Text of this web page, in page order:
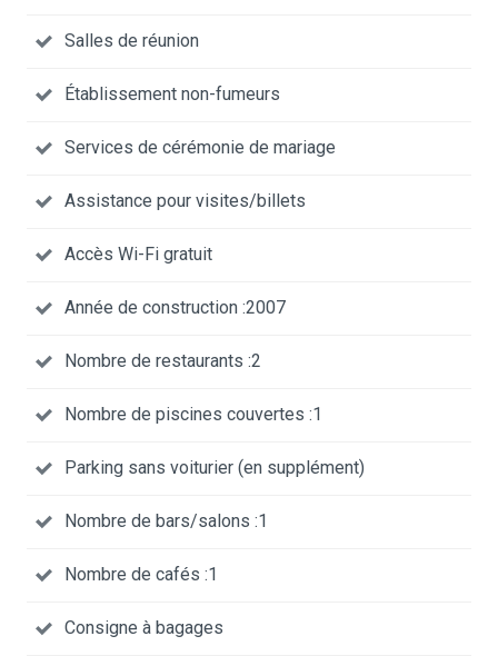
Salles de réunion
Établissement non-fumeurs
Services de cérémonie de mariage
Assistance pour visites/billets
Accès Wi-Fi gratuit
Année de construction :2007
Nombre de restaurants :2
Nombre de piscines couvertes :1
Parking sans voiturier (en supplément)
Nombre de bars/salons :1
Nombre de cafés :1
Consigne à bagages